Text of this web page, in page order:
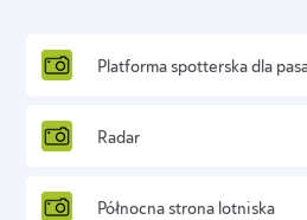
Platforma spotterska dla
Radar
Północna strona lotniska